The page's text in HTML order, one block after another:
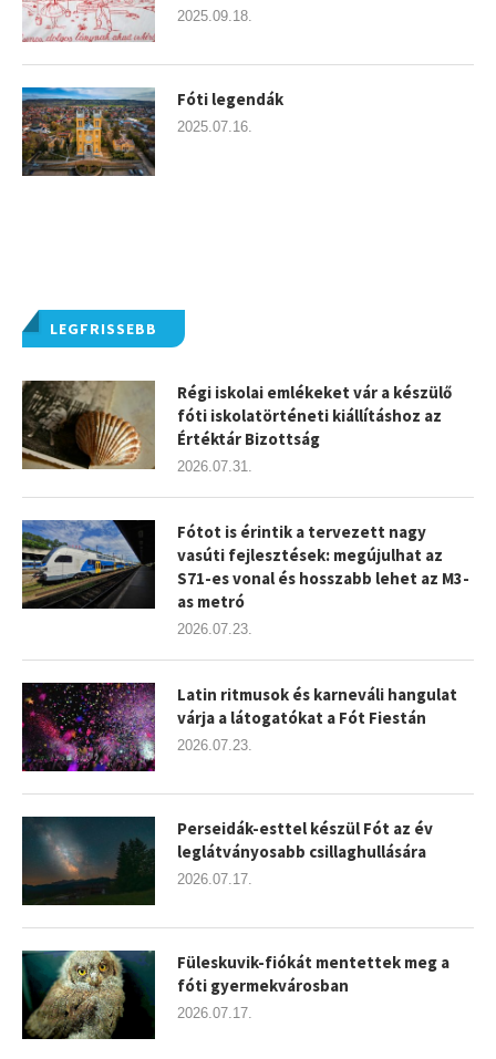
LEGFRISSEBB
Régi iskolai emlékeket vár a készülő
fóti iskolatörténeti kiállításhoz az
Értéktár Bizottság
2026.07.31.
Fótot is érintik a tervezett nagy
vasúti fejlesztések: megújulhat az
S71-es vonal és hosszabb lehet az M3-
as metró
2026.07.23.
Latin ritmusok és karneváli hangulat
várja a látogatókat a Fót Fiestán
2026.07.23.
Perseidák-esttel készül Fót az év
leglátványosabb csillaghullására
2026.07.17.
Füleskuvik-fiókát mentettek meg a
fóti gyermekvárosban
2026.07.17.
2025.09.18.
Fóti legendák
2025.07.16.